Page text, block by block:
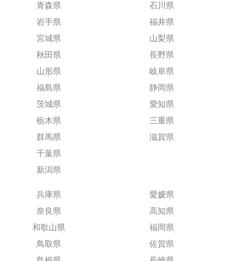
青森県
岩手県
宮城県
秋田県
山形県
福島県
茨城県
栃木県
群馬県
千葉県
新潟県
石川県
福井県
山梨県
長野県
岐阜県
静岡県
愛知県
三重県
滋賀県
兵庫県
奈良県
和歌山県
鳥取県
愛媛県
高知県
福岡県
佐賀県